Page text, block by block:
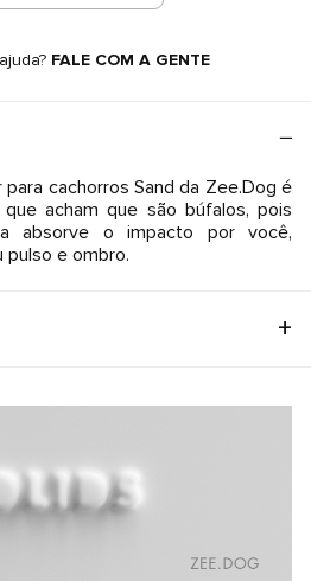
FALE COM A GENTE
cachorros Sand da Zee.Dog é
acham que são búfalos, pois
absorve o impacto por você,
pulso e ombro.